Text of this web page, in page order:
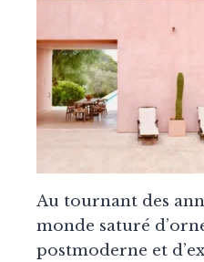
Au tournant des
monde saturé
postmoderne et